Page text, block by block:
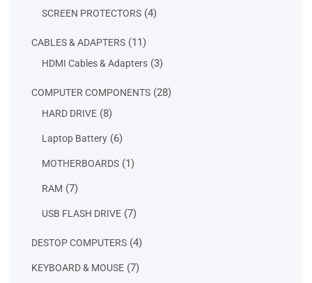
SCREEN PROTECTORS 44
CABLES & ADAPTERS 1111
products
HDMI Cables & Adapters 33
COMPUTER COMPONENTS 2828
HARD DRIVE 88
Laptop Battery 66
MOTHERBOARDS 11
RAM 77
USB FLASH DRIVE 77
DESTOP COMPUTERS 44
KEYBOARD & MOUSE 77